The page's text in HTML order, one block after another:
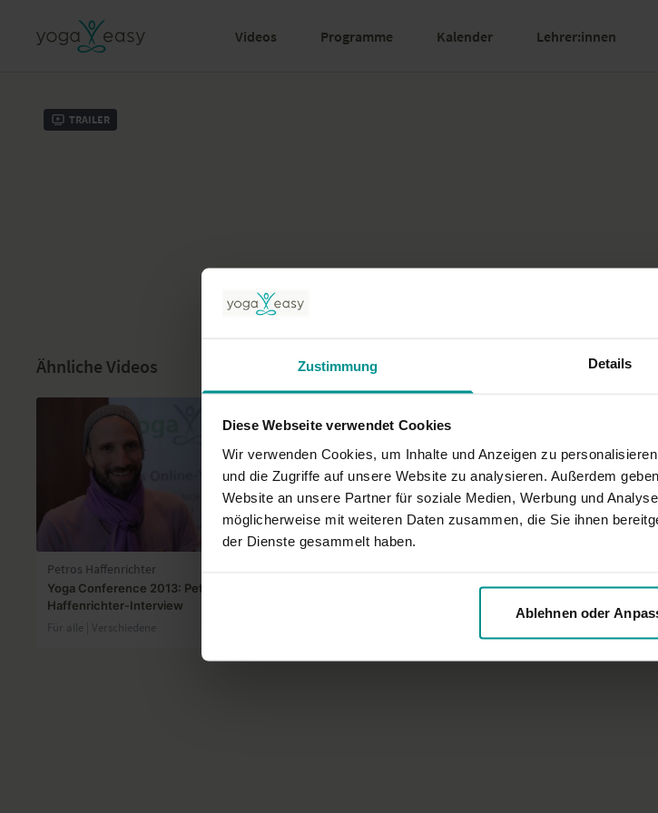
Zustimmung Details
Diese Webseite verwendet Cookies
Wir verwenden Cookies, um Inhalte und Anzeigen zu
und die Zugriffe auf unsere Website zu analysieren. Außerdem
Website an unsere Partner für soziale Medien, Werbung und
möglicherweise mit weiteren Daten zusammen, die Sie ihnen
der Dienste gesammelt haben.
Ablehnen oder
Videos Programme Kalender Lehrer:innen
Trailer
Ähnliche Videos
Petros Haffenrichter
Yoga Conference 2013: Petros
Haffenrichter-Interview
Für alle | Verschiedene
Interview mit Antje Schäfer
Für